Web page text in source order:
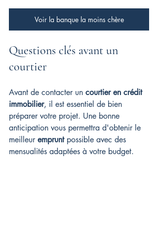
Voir la banque la moins chère
Questions clés avant un
courtier
Avant de contacter un courtier en crédit
immobilier, il est essentiel de bien
préparer votre projet. Une bonne
anticipation vous permettra d'obtenir le
meilleur emprunt possible avec des
mensualités adaptées à votre budget.